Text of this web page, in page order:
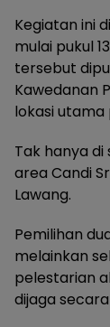
Kegiatan ini
mulai pukul
tersebut
Kawedanan
lokasi utama
Tak hanya
area Candi
Lawang.
Pemilihan
melainkan
pelestarian
dijaga